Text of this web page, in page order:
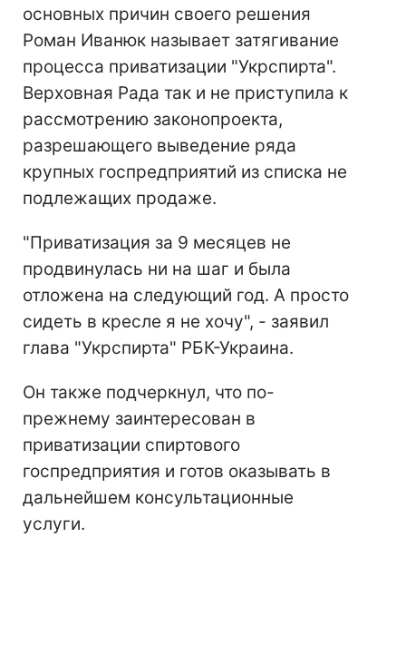
основных причин своего решения
Роман Иванюк называет затягивание
процесса приватизации "Укрспирта".
Верховная Рада так и не приступила к
рассмотрению законопроекта,
разрешающего выведение ряда
крупных госпредприятий из списка не
подлежащих продаже.
"Приватизация за 9 месяцев не
продвинулась ни на шаг и была
отложена на следующий год. А просто
сидеть в кресле я не хочу", - заявил
глава "Укрспирта" РБК-Украина.
Он также подчеркнул, что по-
прежнему заинтересован в
приватизации спиртового
госпредприятия и готов оказывать в
дальнейшем консультационные
услуги.